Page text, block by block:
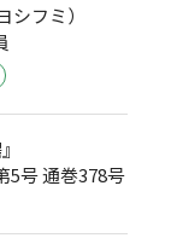
フミ）
5号 通巻378号